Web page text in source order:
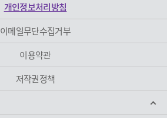
개인정보처리방침
이메일무단수집거부
이용약관
저작권정책